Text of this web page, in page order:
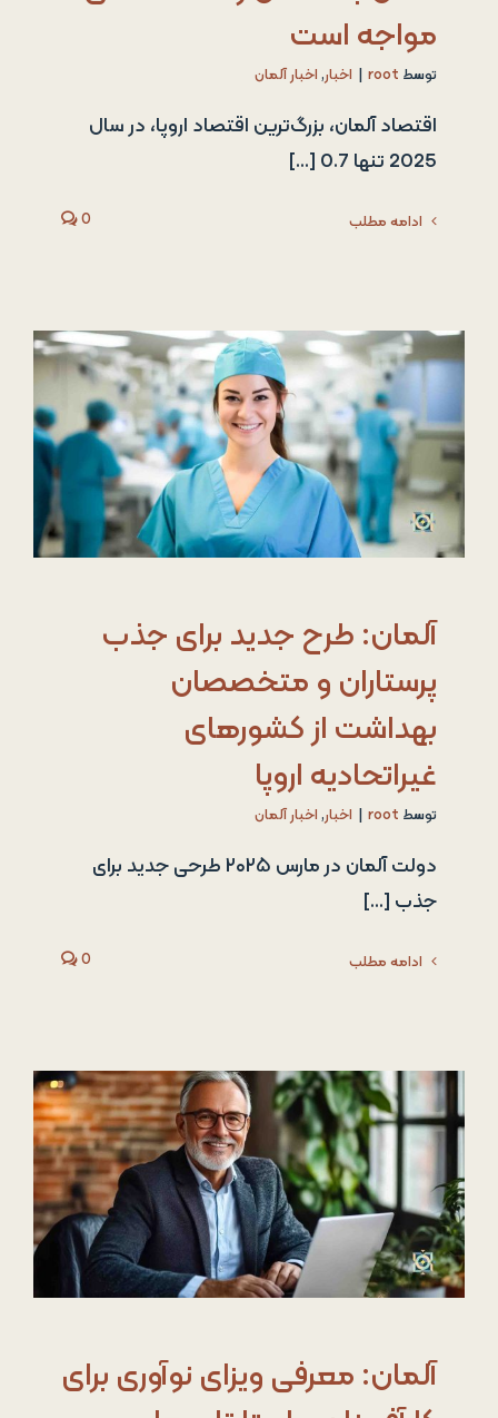
مواجه است
توسط root اخبار, اخبار آلمان
اقتصاد آلمان، بزرگ‌ترین اقتصاد اروپا، در سال
2025 تنها 0.7 [...]
ادامه مطلب 0
آلمان: طرح جدید برای جذب
پرستاران و متخصصان
بهداشت از کشورهای
غیراتحادیه اروپا
توسط root اخبار, اخبار آلمان
دولت آلمان در مارس ۲۰۲۵ طرحی جدید برای
جذب [...]
ادامه مطلب 0
آلمان: معرفی ویزای نوآوری برای